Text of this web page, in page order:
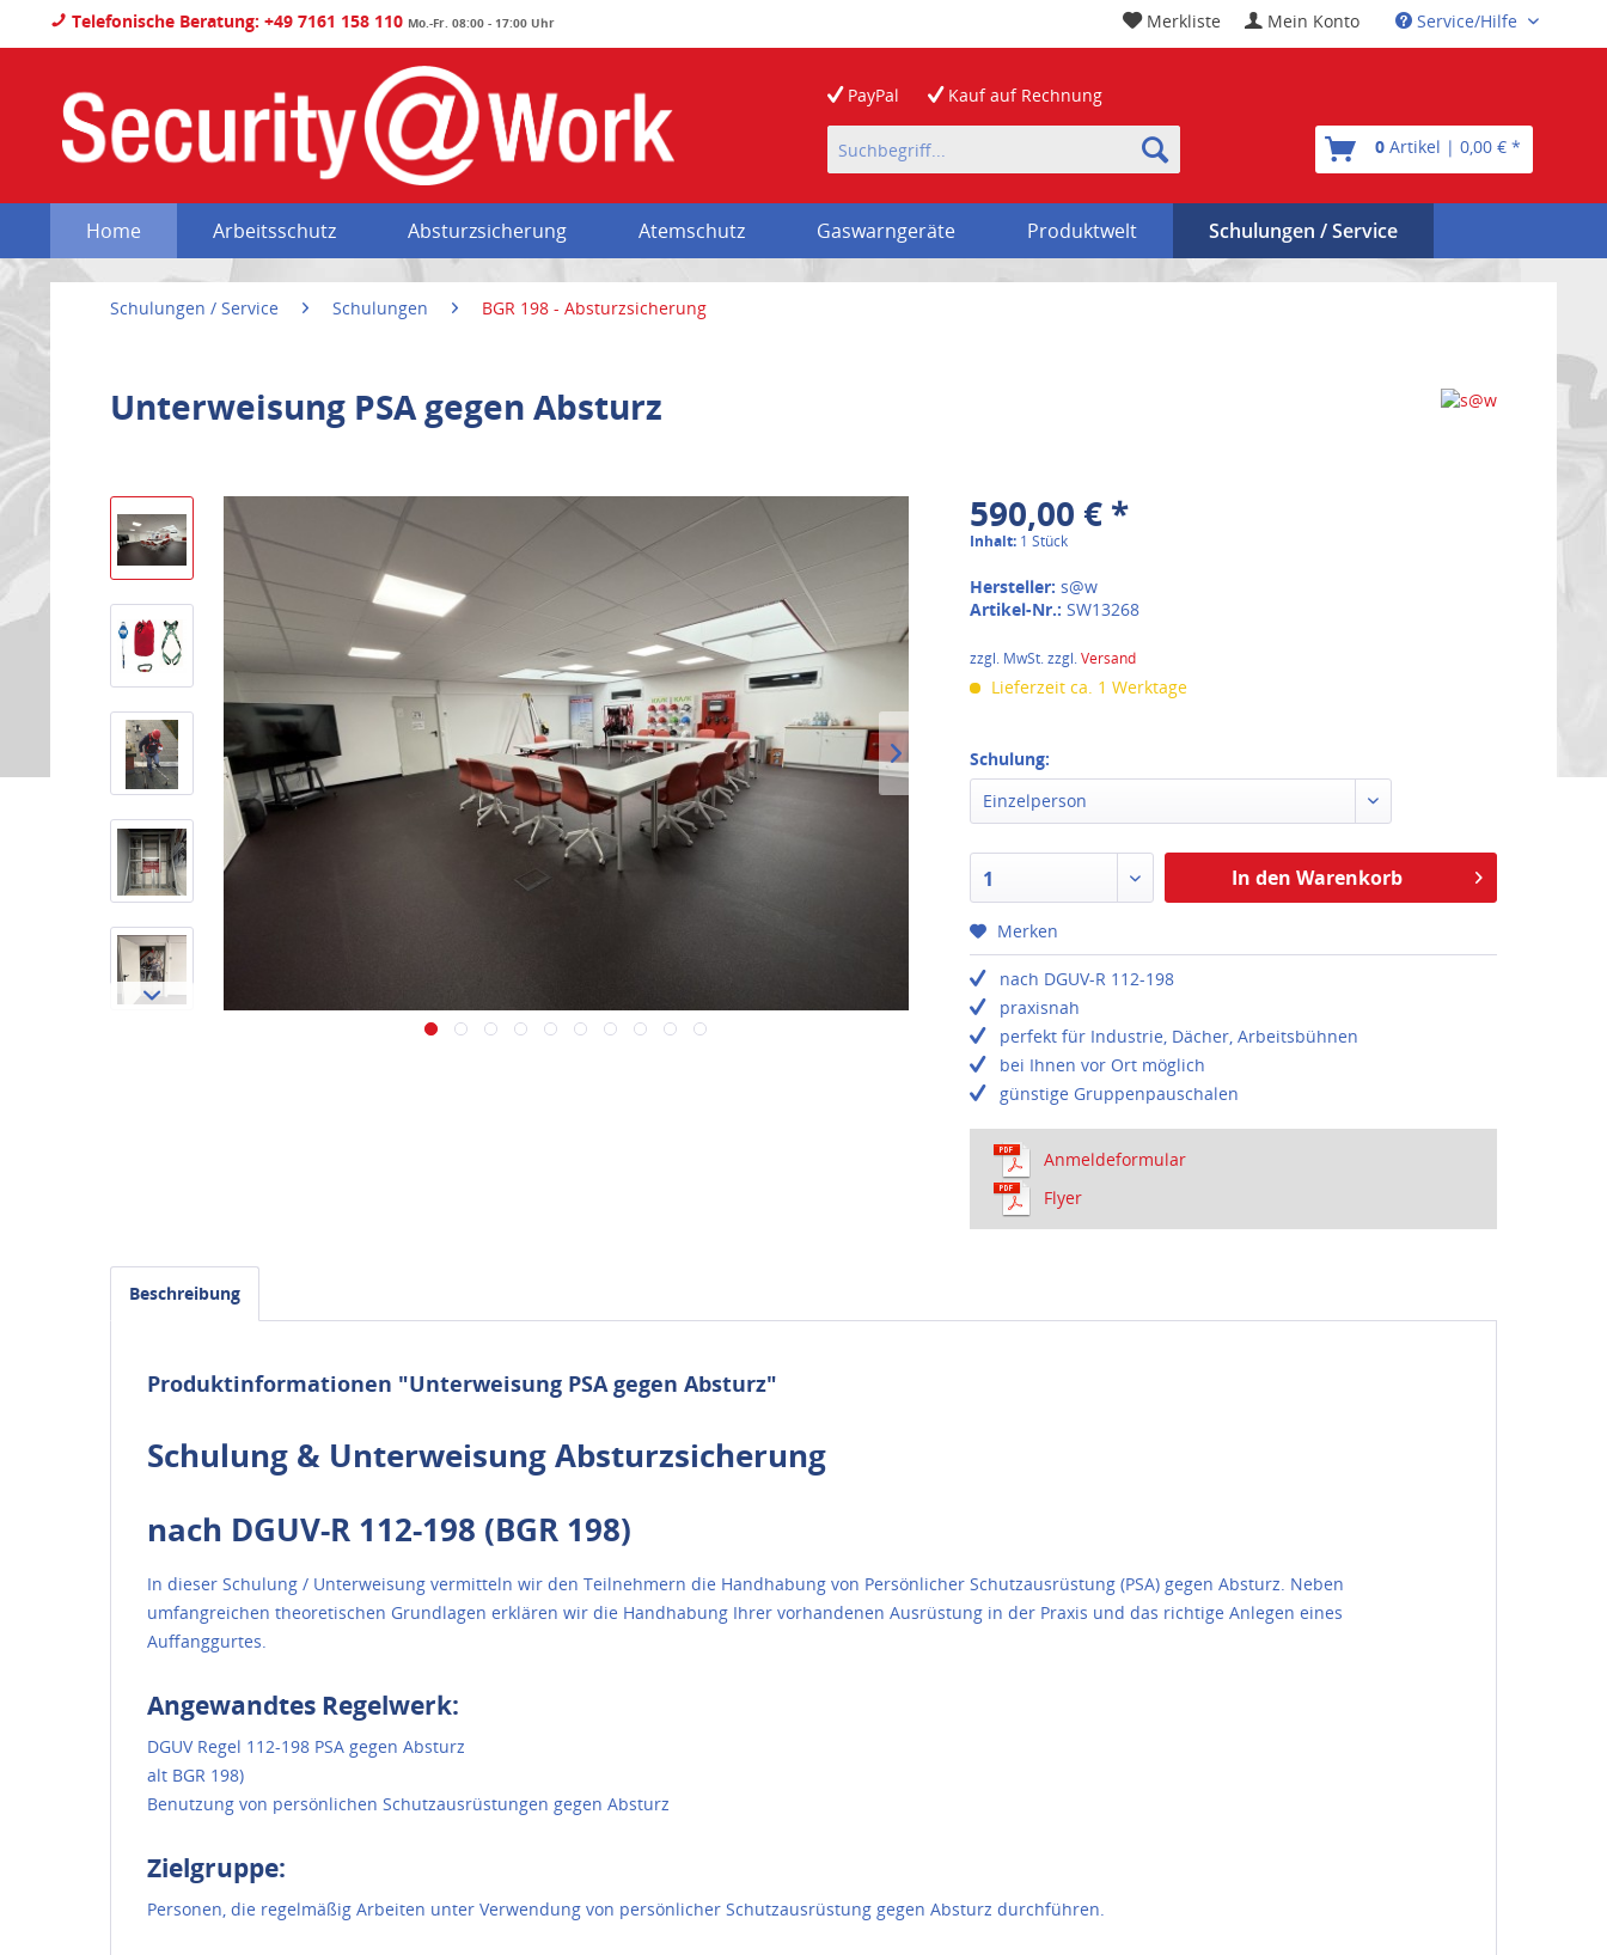
Telefonische Beratung: +49 7161 158 110 Mo.-Fr. 08:00 - 17:00 Uhr Service/Hilfe
Mein Konto
Merkliste
PayPal Kauf auf Rechnung
0 Artikel | 0,00 € *
Home Arbeitsschutz Absturzsicherung Atemschutz Gaswarngeräte Produktwelt Schulungen / Service
Schulungen / Service Schulungen BGR 198 - Absturzsicherung
Unterweisung PSA gegen Absturz
590,00 € *
Inhalt: 1 Stück
Hersteller: s@w
Artikel-Nr.: SW13268
zzgl. MwSt. zzgl.Versand
Lieferzeit ca. 1 Werktage
Schulung:
Einzelperson
1 In den Warenkorb
Merken
nach DGUV-R 112-198
praxisnah
perfekt für Industrie, Dächer, Arbeitsbühnen
bei Ihnen vor Ort möglich
günstige Gruppenpauschalen
Anmeldeformular
Flyer
Beschreibung
Produktinformationen "Unterweisung PSA gegen Absturz"
Schulung & Unterweisung Absturzsicherung
nach DGUV-R 112-198 (BGR 198)
In dieser Schulung / Unterweisung vermitteln wir den Teilnehmern die Handhabung von Persönlicher Schutzausrüstung (PSA) gegen Absturz. Neben
umfangreichen theoretischen Grundlagen erklären wir die Handhabung Ihrer vorhandenen Ausrüstung in der Praxis und das richtige Anlegen eines
Auffanggurtes.
Angewandtes Regelwerk:
DGUV Regel 112-198 PSA gegen Absturz
alt BGR 198)
Benutzung von persönlichen Schutzausrüstungen gegen Absturz
Zielgruppe:
Personen, die regelmäßig Arbeiten unter Verwendung von persönlicher Schutzausrüstung gegen Absturz durchführen.